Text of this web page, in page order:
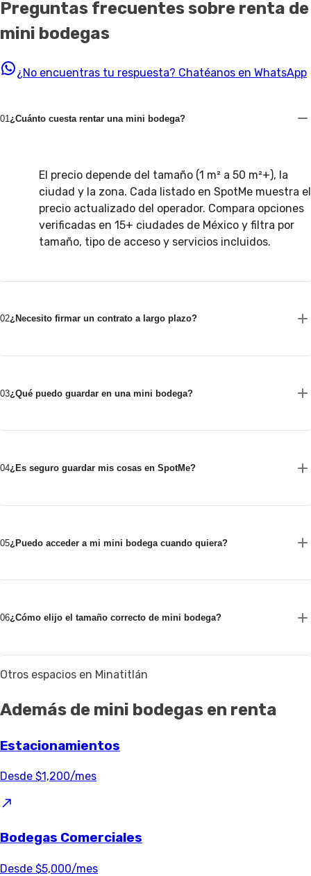
Preguntas frecuentes sobre renta de
mini bodegas
¿No encuentras tu respuesta? Chatéanos en WhatsApp
01 ¿Cuánto cuesta rentar una mini bodega?
El precio depende del tamaño (1 m² a 50 m²+), la
ciudad y la zona. Cada listado en SpotMe muestra el
precio actualizado del operador. Compara opciones
verificadas en 15+ ciudades de México y filtra por
tamaño, tipo de acceso y servicios incluidos.
02¿Necesito firmar un contrato a largo plazo?
03¿Qué puedo guardar en una mini bodega?
04¿Es seguro guardar mis cosas en SpotMe?
05¿Puedo acceder a mi mini bodega cuando quiera?
06¿Cómo elijo el tamaño correcto de mini bodega?
Otros espacios en Minatitlán
Además de mini bodegas en renta
Estacionamientos
Desde $1,200/mes
Bodegas Comerciales
Desde $5,000/mes